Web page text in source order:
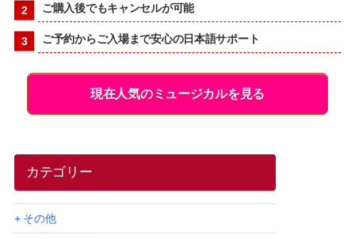
ご購入後でもキャンセルが可能
ご予約からご入場まで安心の日本語サポート
現在人気のミュージカルを見る
カテゴリー
+ その他